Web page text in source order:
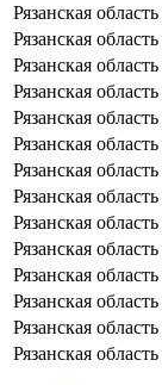
Рязанская область
Рязанская область
Рязанская область
Рязанская область
Рязанская область
Рязанская область
Рязанская область
Рязанская область
Рязанская область
Рязанская область
Рязанская область
Рязанская область
Рязанская область
Рязанская область